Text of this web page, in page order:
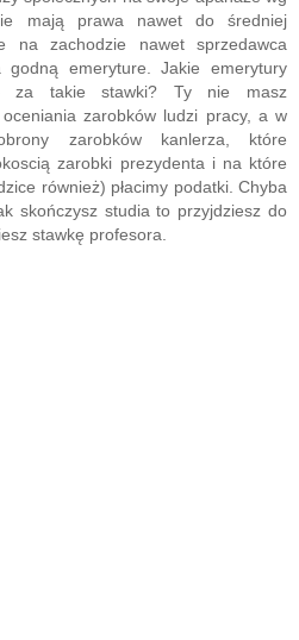
mają prawa nawet do średniej
na zachodzie nawet sprzedawca
emeryture. Jakie emerytury
za takie stawki? Ty nie masz
zarobków ludzi pracy, a w
zarobków kanlerza, które
zarobki prezydenta i na które
również) płacimy podatki. Chyba
skończysz studia to przyjdziesz do
stawkę profesora.